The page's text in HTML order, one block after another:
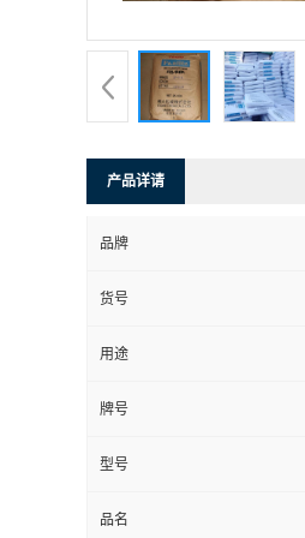
产品详请
品牌
货号
用途
牌号
型号
品名